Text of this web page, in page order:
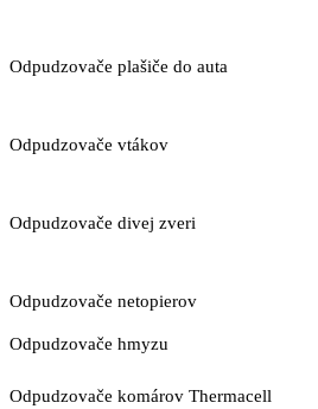
Odpudzovače plašiče do auta
Odpudzovače vtákov
Odpudzovače divej zveri
Odpudzovače netopierov
Odpudzovače hmyzu
Odpudzovače komárov Thermacell